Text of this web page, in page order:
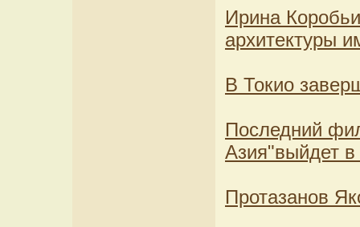
Ирина
архитектуры
В Токио
Последний
Азия"выйдет
Протазанов